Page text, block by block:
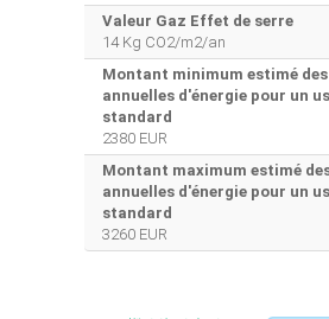
Valeur Gaz Effet de serre
14 Kg CO2/m2/an
Montant minimum estimé des
annuelles d'énergie pour un
standard
2380 EUR
Montant maximum estimé
annuelles d'énergie pour un
standard
3260 EUR